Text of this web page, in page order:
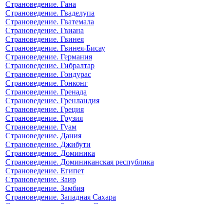
Страноведение. Гана
Страноведение. Гваделупа
Страноведение. Гватемала
Страноведение. Гвиана
Страноведение. Гвинея
Страноведение. Гвинея-Бисау
Страноведение. Германия
Страноведение. Гибралтар
Страноведение. Гондурас
Страноведение. Гонконг
Страноведение. Гренада
Страноведение. Гренландия
Страноведение. Греция
Страноведение. Грузия
Страноведение. Гуам
Страноведение. Дания
Страноведение. Джибути
Страноведение. Доминика
Страноведение. Доминиканская республика
Страноведение. Египет
Страноведение. Заир
Страноведение. Замбия
Страноведение. Западная Сахара